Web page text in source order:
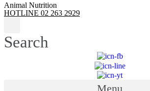
Animal Nutrition
HOTLINE 02 263 2929
Search
Menu